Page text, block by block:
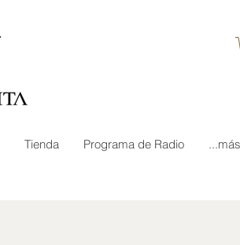
Tienda Programa de Radio ...más